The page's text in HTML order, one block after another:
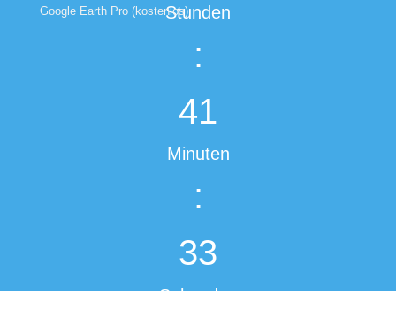
Google Earth Pro (kostenlos)Stunden
:
41
Minuten
:
32
Sekunden